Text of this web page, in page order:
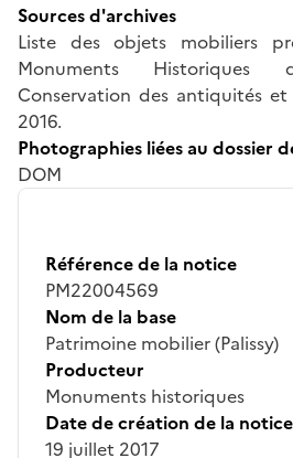
Sources d'archives
Liste des objets mobiliers
Monuments Historiques
Conservation des antiquités
2016.
Photographies liées au dossier
DOM
Référence de la notice
PM22004569
Nom de la base
Patrimoine mobilier (Palissy)
Producteur
Monuments historiques
Date de création de la notice
19 juillet 2017